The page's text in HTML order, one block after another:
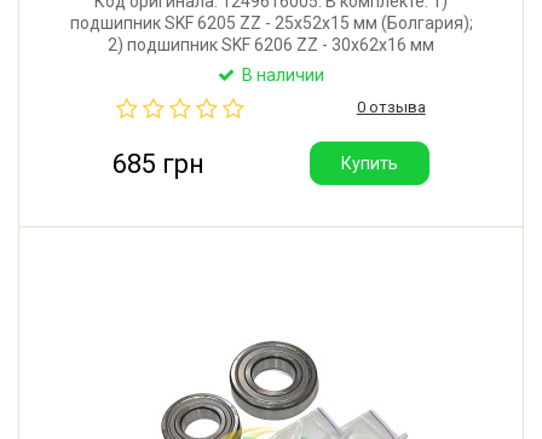
подшипник SKF 6205 ZZ - 25x52x15 мм (Болгария);
2) подшипник SKF 6206 ZZ - 30x62x16 мм
(Болгария); 3) сальник Rolf 35*62*11/12,5 (Италия);
(Италия).
В наличии
0 отзыва
685 грн Купить